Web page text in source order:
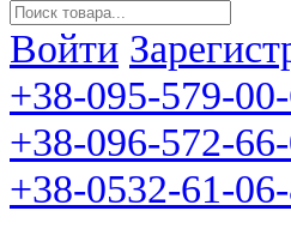
Войти
+38-095-579-
+38-096-572-66-
+38-0532-61-06-